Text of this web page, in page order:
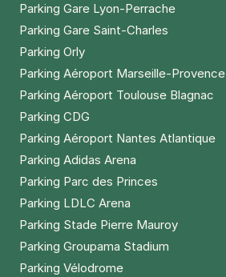
Parking Gare Lyon-Perrache
Parking Gare Saint-Charles
Parking Orly
Parking Aéroport Marseille-Provence
Parking Aéroport Toulouse Blagnac
Parking CDG
Parking Aéroport Nantes Atlantique
Parking Adidas Arena
Parking Parc des Princes
Parking LDLC Arena
Parking Stade Pierre Mauroy
Parking Groupama Stadium
Parking Vélodrome